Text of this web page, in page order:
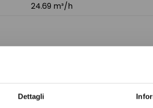
Dettagli
24.69 m³/h